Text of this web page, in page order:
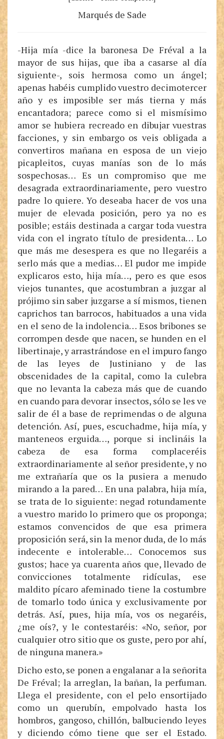
Marqués de Sade
-Hija mía -dice la baronesa De Fréval a la
mayor de sus hijas, que iba a casarse al día
siguiente-, sois hermosa como un ángel;
apenas habéis cumplido vuestro decimotercer
año y es imposible ser más tierna y más
encantadora; parece como si el mismísimo
amor se hubiera recreado en dibujar vuestras
facciones, y sin embargo os veis obligada a
convertiros mañana en esposa de un viejo
picapleitos, cuyas manías son de lo más
sospechosas… Es un compromiso que me
desagrada extraordinariamente, pero vuestro
padre lo quiere. Yo deseaba hacer de vos una
mujer de elevada posición, pero ya no es
posible; estáis destinada a cargar toda vuestra
vida con el ingrato título de presidenta… Lo
que más me desespera es que no llegaréis a
serlo más que a medias… El pudor me impide
explicaros esto, hija mía…, pero es que esos
viejos tunantes, que acostumbran a juzgar al
prójimo sin saber juzgarse a sí mismos, tienen
caprichos tan barrocos, habituados a una vida
en el seno de la indolencia… Esos bribones se
corrompen desde que nacen, se hunden en el
libertinaje, y arrastrándose en el impuro fango
de las leyes de Justiniano y de las
obscenidades de la capital, como la culebra
que no levanta la cabeza más que de cuando
en cuando para devorar insectos, sólo se les ve
salir de él a base de reprimendas o de alguna
detención. Así, pues, escuchadme, hija mía, y
manteneos erguida…, porque si inclináis la
cabeza de esa forma complaceréis
extraordinariamente al señor presidente, y no
me extrañaría que os la pusiera a menudo
mirando a la pared… En una palabra, hija mía,
se trata de lo siguiente: negad rotundamente
a vuestro marido lo primero que os proponga;
estamos convencidos de que esa primera
proposición será, sin la menor duda, de lo más
indecente e intolerable… Conocemos sus
gustos; hace ya cuarenta años que, llevado de
convicciones totalmente ridículas, ese
maldito pícaro afeminado tiene la costumbre
de tomarlo todo única y exclusivamente por
detrás. Así, pues, hija mía, vos os negaréis,
¿me oís?, y le contestaréis: «No, señor, por
cualquier otro sitio que os guste, pero por ahí,
de ninguna manera.»
Dicho esto, se ponen a engalanar a la señorita
De Fréval; la arreglan, la bañan, la perfuman.
Llega el presidente, con el pelo ensortijado
como un querubín, empolvado hasta los
hombros, gangoso, chillón, balbuciendo leyes
y diciendo cómo tiene que ser el Estado.